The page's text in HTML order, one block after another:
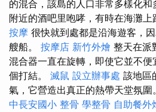
的混合，該島的人口非常多樣化
附近的酒吧里咆哮，有時在海灘
按摩 很快就到處都是沿海遊客，
艘船。 按摩店 新竹外燴 整天在派
混合器一直在旋轉，即使它並不
個打結。 滅鼠 設立辦事處 該地區
氣，它營造出真正的熱帶天堂氛圍
中長安國小 整骨 學整骨 自助餐外